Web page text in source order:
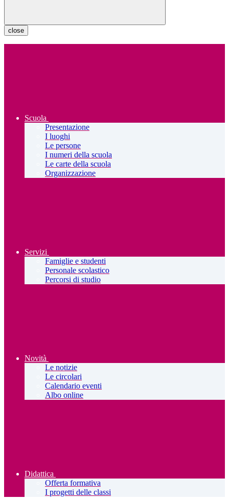
close
Scuola
Presentazione
I luoghi
Le persone
I numeri della scuola
Le carte della scuola
Organizzazione
Servizi
Famiglie e studenti
Personale scolastico
Percorsi di studio
Novità
Le notizie
Le circolari
Calendario eventi
Albo online
Didattica
Offerta formativa
I progetti delle classi